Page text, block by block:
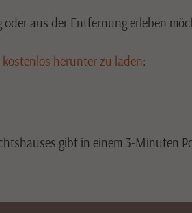
aus der Entfernung erleben
herunter zu laden:
gibt in einem 3-Minuten